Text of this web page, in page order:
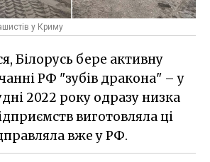
у Криму
Білорусь бере активну
РФ "зубів дракона" – у
2022 року одразу низка
виготовляла ці
вже у РФ.